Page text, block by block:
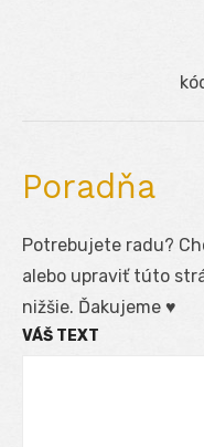
Poradňa
Potrebujete radu?
alebo upraviť túto
nižšie. Ďakujeme ♥
VÁŠ TEXT